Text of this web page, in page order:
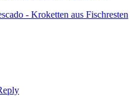
- Kroketten aus Fischresten